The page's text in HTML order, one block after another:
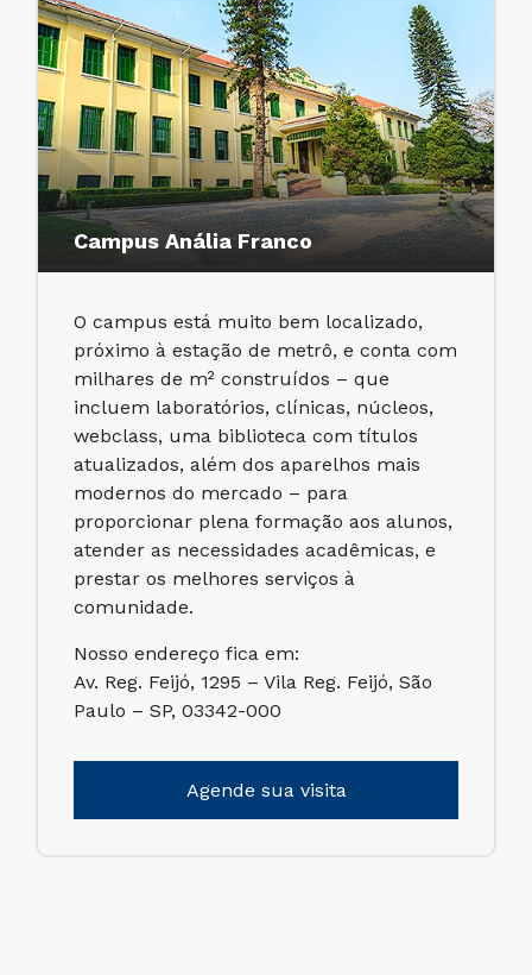
Campus Anália Franco
O campus está muito bem localizado,
próximo à estação de metrô, e conta com
milhares de m² construídos – que
incluem laboratórios, clínicas, núcleos,
webclass, uma biblioteca com títulos
atualizados, além dos aparelhos mais
modernos do mercado – para
proporcionar plena formação aos alunos,
atender as necessidades acadêmicas, e
prestar os melhores serviços à
comunidade.
Nosso endereço fica em:
Av. Reg. Feijó, 1295 – Vila Reg. Feijó, São
Paulo – SP, 03342-000
Agende sua visita